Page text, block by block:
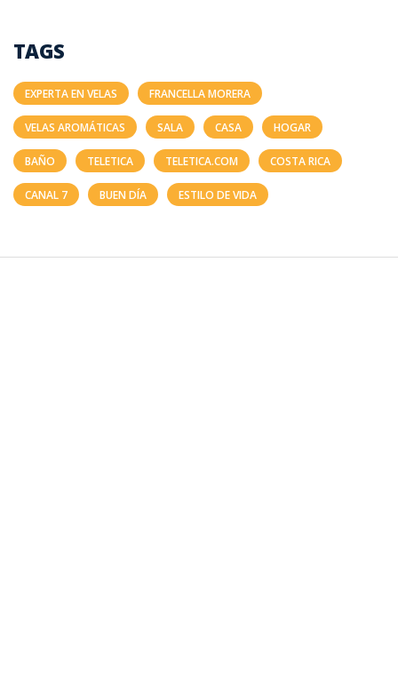
TAGS
EXPERTA EN VELAS FRANCELLA MORERA
VELAS AROMÁTICAS SALA CASA HOGAR
BAÑO TELETICA TELETICA.COM COSTA RICA
CANAL 7 BUEN DÍA ESTILO DE VIDA